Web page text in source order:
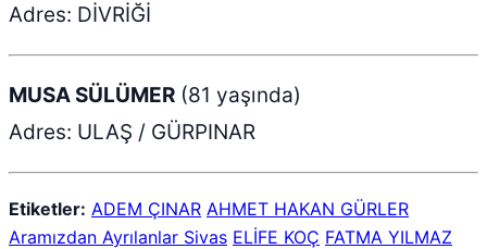
Adres: DİVRİĞİ
MUSA SÜLÜMER (81 yaşında)
Adres: ULAŞ / GÜRPINAR
Etiketler: ADEM ÇINAR AHMET HAKAN GÜRLER
Aramızdan Ayrılanlar Sivas ELİFE KOÇ FATMA YILMAZ